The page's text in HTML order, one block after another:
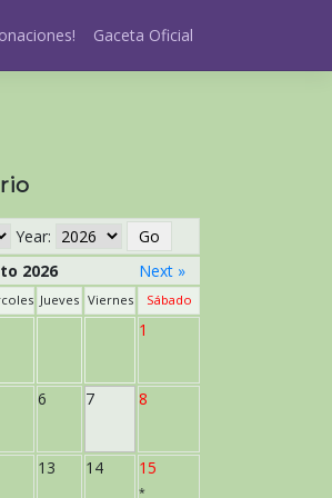
Gaceta Oficial
Year:
2026 Next »
Jueves Viernes Sábado
1
6 7 8
13 14 15
*